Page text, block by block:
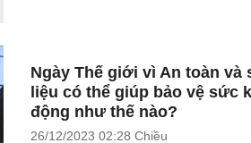
Ngày Thế giới vì An toàn
liệu có thể giúp bảo vệ sức
động như thế nào?
26/12/2023 02:28 Chiều